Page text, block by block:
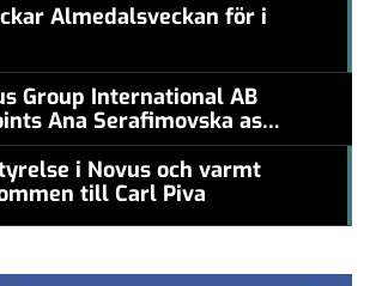
Almedalsveckan för i
Group International AB
Ana Serafimovska as
i Novus och varmt
till Carl Piva